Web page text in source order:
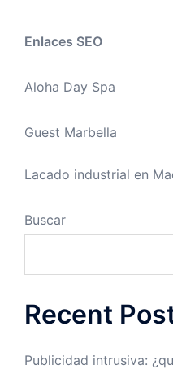
Enlaces SEO
Aloha Day Spa
Guest Marbella
Lacado industrial en
Buscar
Recent
Publicidad intrusiva: